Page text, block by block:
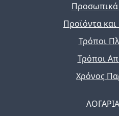
Προσωπικά
Προϊόντα
Τρόποι
Τρόποι
Χρόνος